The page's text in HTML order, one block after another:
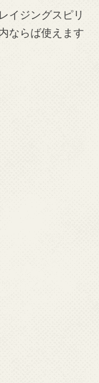
イジングスピリ
ならば使えます